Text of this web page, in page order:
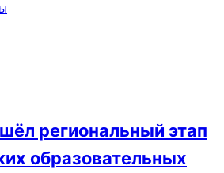
региональный этап
образовательных